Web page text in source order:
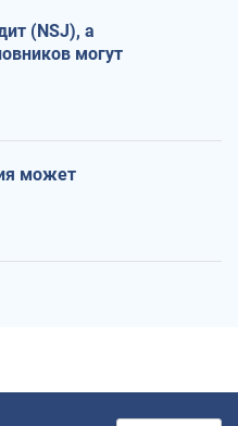
(NSJ), а
могут
может